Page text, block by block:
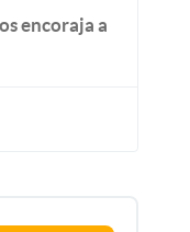
encoraja a